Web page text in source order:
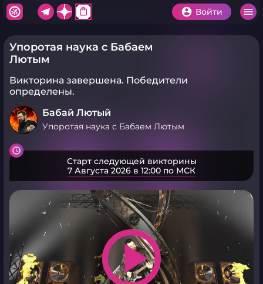
shopping_bag Войти
Упоротая наука с Бабаем
Лютым
Викторина завершена. Победители
определены.
Бабай Лютый
Упоротая наука с Бабаем Лютым
Старт следующей викторины
7 Августа 2026 в 12:00 по МСК
play_arrow